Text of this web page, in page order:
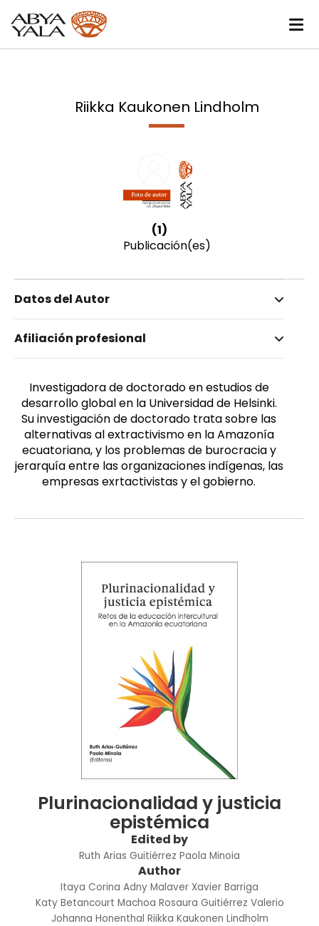
Riikka Kaukonen Lindholm
(1)
Publicación(es)
Datos del Autor
Kaukonen Lindholm, Riikka
Femenino
Afiliación profesional
Investigadora de doctorado en estudios de
desarrollo global en la Universidad de Helsinki.
Su investigación de doctorado trata sobre las
alternativas al extractivismo en la Amazonía
ecuatoriana, y los problemas de burocracia y
jerarquía entre las organizaciones indígenas, las
empresas exrtactivistas y el gobierno.
Plurinacionalidad y justicia
epistémica
Edited by
Ruth Arias Guitiérrez Paola Minoia
Author
Itaya Corina Adny Malaver Xavier Barriga
Katy Betancourt Machoa Rosaura Guitiérrez Valerio
Johanna Honenthal Riikka Kaukonen Lindholm